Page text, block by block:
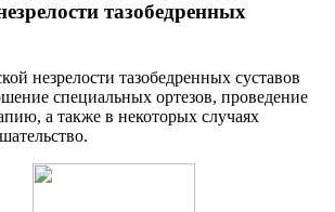
тазобедренных
незрелости тазобедренных суставов
специальных ортезов, проведение
а также в некоторых случаях